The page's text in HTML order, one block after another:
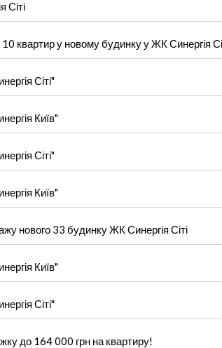
Сіті
квартир у новому будинку у ЖК Синергія
Сіті"
Київ"
Сіті"
Київ"
нового 33 будинку ЖК Синергія Сіті
Київ"
Сіті"
до 164 000 грн на квартиру!